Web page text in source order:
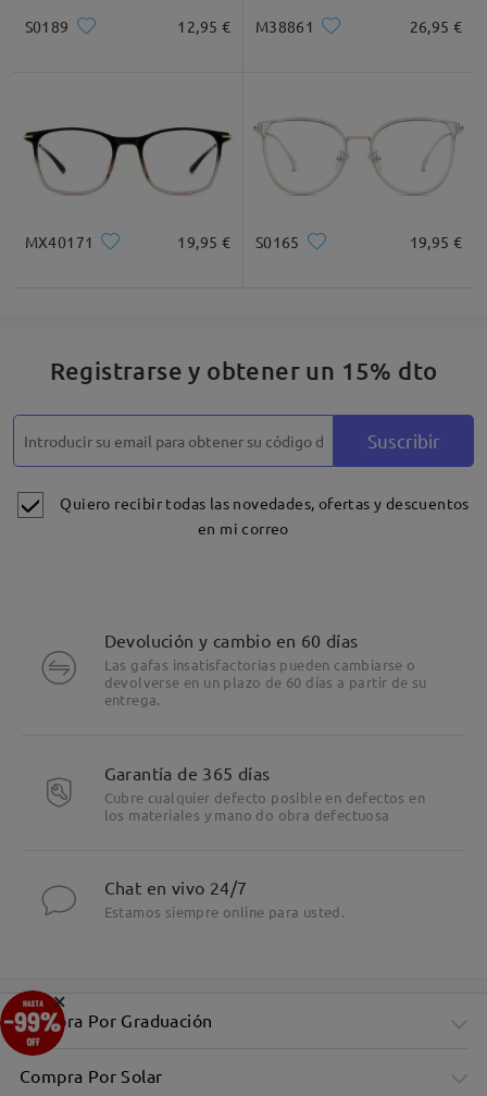
S0189 12,95 € M38861 26,95 €
MX40171 19,95 € S0165 19,95 €
Registrarse y obtener un 15% dto
Suscribir
Quiero recibir todas las novedades, ofertas y descuentos
en mi correo
Devolución y cambio en 60 días
Las gafas insatisfactorias pueden cambiarse o
devolverse en un plazo de 60 días a partir de su
entrega.
Garantía de 365 días
Cubre cualquier defecto posible en defectos en
los materiales y mano do obra defectuosa
Chat en vivo 24/7
Estamos siempre online para usted.
Compra Por Graduación
Compra Por Solar
×